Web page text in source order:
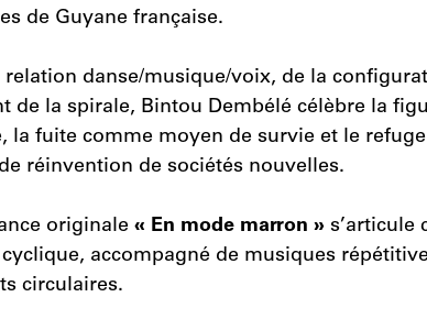
de Guyane française.
relation danse/musique/voix, de la
de la spirale, Bintou Dembélé célèbre la
la fuite comme moyen de survie et le
réinvention de sociétés nouvelles.
originale « En mode marron »s’articule
accompagné de musiques
circulaires.